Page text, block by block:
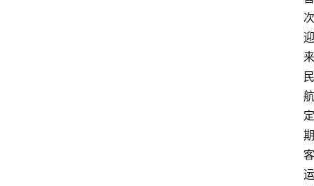
次
迎
来
民
航
定
期
客
运